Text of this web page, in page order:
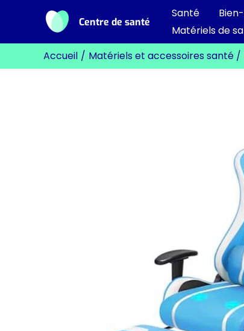
contenu
Centre de santé
Santé
Matériels de
Accueil Matériels et accessoires santé